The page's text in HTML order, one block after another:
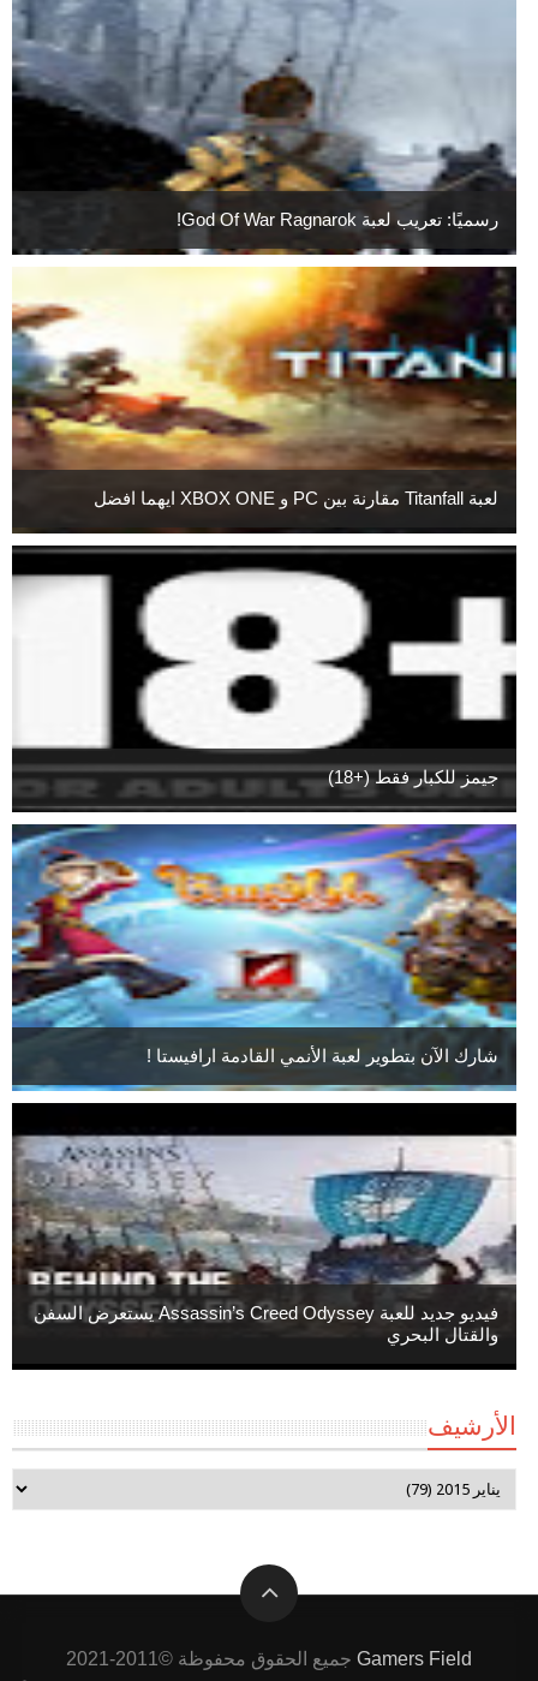
رسميًا: تعريب لعبة God Of War Ragnarok!
لعبة Titanfall مقارنة بين PC و XBOX ONE ايهما افضل
جيمز للكبار فقط (+18)
شارك الآن بتطوير لعبة الأنمي القادمة ارافيستا !
فيديو جديد للعبة Assassin’s Creed Odyssey يستعرض السفن
والقتال البحري
الأرشيف
Gamers Field جميع الحقوق محفوظة ©2011-2021